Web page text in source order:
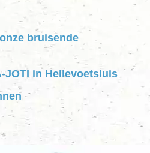
bruisende
JOTI in Hellevoetsluis